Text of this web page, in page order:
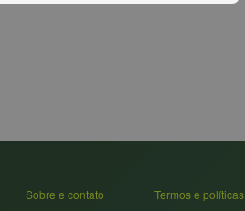
Sobre e contato Termos e políticas